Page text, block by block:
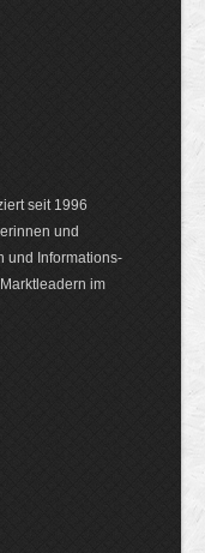
seit 1996
und
und Informations­
im